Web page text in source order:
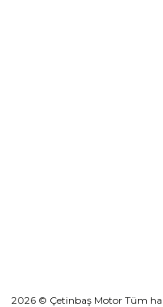
2026 © Çetinbaş Motor Tüm